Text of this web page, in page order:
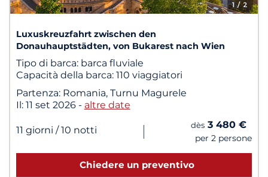
1/ 2
Luxuskreuzfahrt zwischen den
Donauhauptstädten, von Bukarest nach Wien
Tipo di barca: barca fluviale
Capacità della barca: 110 viaggiatori
Partenza: Romania, Turnu Magurele
Il: 11 set 2026 - altre date
11 giorni / 10 notti | dès 3 480 €
per 2 persone
Chiedere un preventivo